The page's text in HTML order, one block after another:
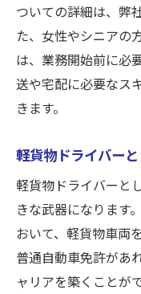
ついての詳細は、弊
た、女性やシニアの
は、業務開始前に必
送や宅配に必要なス
きます。
軽貨物ドライバー
軽貨物ドライバーと
きな武器になります
おいて、軽貨物車両
普通自動車免許があ
ャリアを築くことが